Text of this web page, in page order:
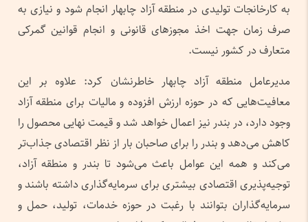
به کارخانجات تولیدی در منطقه آزاد چابهار انجام شود و نیازی به
صرف زمان جهت اخذ مجوزهای قانونی و انجام قوانین گمرکی
متعارف در کشور نیست.
مدیرعامل منطقه آزاد چابهار خاطرنشان کرد: علاوه بر این
معافیت‌هایی که در حوزه ارزش افزوده و مالیات برای منطقه آزاد
وجود دارد، در بندر نیز اعمال خواهد شد و قیمت نهایی محصول را
کاهش می‌دهد و بندر را برای صاحبان بار از نظر اقتصادی جذاب‌تر
می‌کند و همه این عوامل باعث می‌شود تا بندر و منطقه آزاد،
توجیه‌پذیری اقتصادی بیشتری برای سرمایه‌گذاری داشته باشند و
سرمایه‌گذاران بتوانند با رغبت در حوزه خدمات، تولید، حمل و